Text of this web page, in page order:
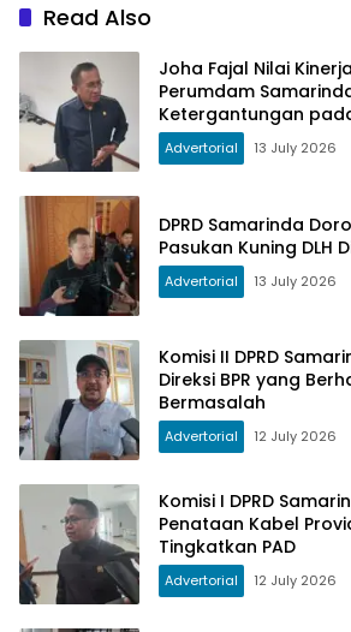
Read Also
Joha Fajal Nilai
Perumdam
Ketergantungan
Advertorial 13 July 2026
DPRD Samarinda
Pasukan Kuning DLH
Advertorial 13 July 2026
Komisi II DPRD
Direksi BPR yang
Bermasalah
Advertorial 12 July 2026
Komisi I DPRD
Penataan Kabel
Tingkatkan PAD
Advertorial 12 July 2026